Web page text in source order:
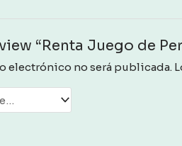
“Renta Juego de
electrónico no será publicada.